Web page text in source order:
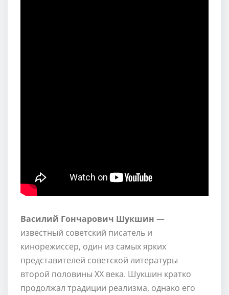
Василий Гончарович Шукшин —
известный советский писатель и
кинорежиссер, один из самых ярких
представителей советской литературы
второй половины XX века. Шукшин кратко
продолжал традиции реализма, однако его